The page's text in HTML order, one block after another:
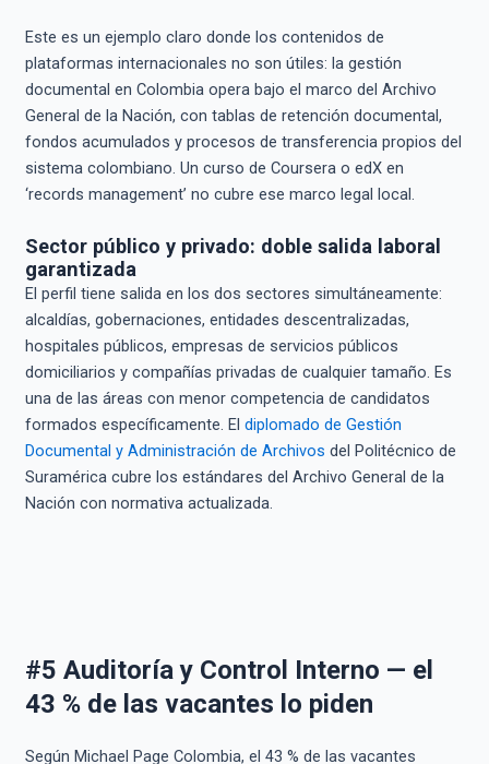
Este es un ejemplo claro donde los contenidos de
plataformas internacionales no son útiles: la gestión
documental en Colombia opera bajo el marco del Archivo
General de la Nación, con tablas de retención documental,
fondos acumulados y procesos de transferencia propios del
sistema colombiano. Un curso de Coursera o edX en
‘records management’ no cubre ese marco legal local.
Sector público y privado: doble salida laboral
garantizada
El perfil tiene salida en los dos sectores simultáneamente:
alcaldías, gobernaciones, entidades descentralizadas,
hospitales públicos, empresas de servicios públicos
domiciliarios y compañías privadas de cualquier tamaño. Es
una de las áreas con menor competencia de candidatos
formados específicamente. El diplomado de Gestión
Documental y Administración de Archivos del Politécnico de
Suramérica cubre los estándares del Archivo General de la
Nación con normativa actualizada.
#5 Auditoría y Control Interno — el
43 % de las vacantes lo piden
Según Michael Page Colombia, el 43 % de las vacantes